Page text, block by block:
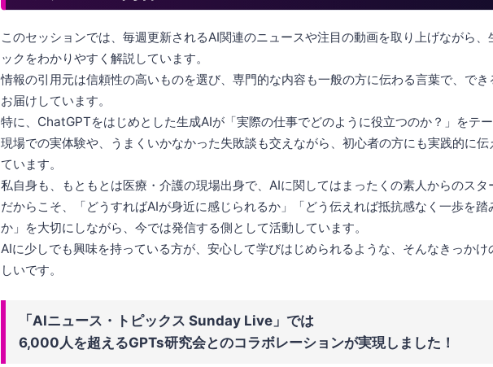
このセッションでは、毎週更新されるAI関連のニュースや注目の動画を取り上げながら、
ックをわかりやすく解説しています。
情報の引用元は信頼性の高いものを選び、専門的な内容も一般の方に伝わる言葉で、でき
お届けしています。
特に、ChatGPTをはじめとした生成AIが「実際の仕事でどのように役立つのか？」をテ
現場での実体験や、うまくいかなかった失敗談も交えながら、初心者の方にも実践的に伝
ています。
私自身も、もともとは医療・介護の現場出身で、AIに関してはまったくの素人からのスタ
だからこそ、「どうすればAIが身近に感じられるか」「どう伝えれば抵抗感なく一歩を踏
か」を大切にしながら、今では発信する側として活動しています。
AIに少しでも興味を持っている方が、安心して学びはじめられるような、そんなきっかけ
しいです。
「AIニュース・トピックス Sunday Live」では
6,000人を超えるGPTs研究会とのコラボレーションが実現しました！